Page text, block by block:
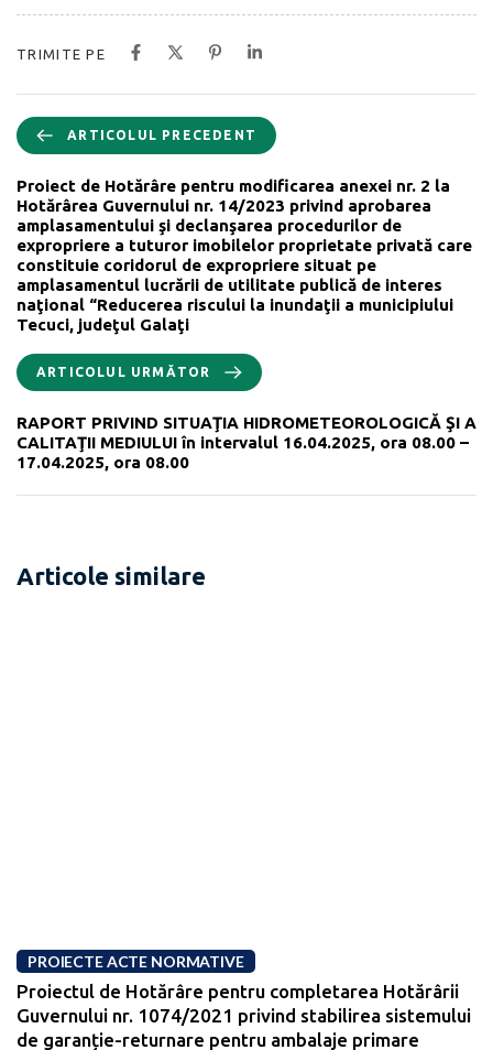
TRIMITE PE
ARTICOLUL PRECEDENT
Proiect de Hotărâre pentru modificarea anexei nr. 2 la
Hotărârea Guvernului nr. 14/2023 privind aprobarea
amplasamentului şi declanşarea procedurilor de
expropriere a tuturor imobilelor proprietate privată care
constituie coridorul de expropriere situat pe
amplasamentul lucrării de utilitate publică de interes
naţional “Reducerea riscului la inundaţii a municipiului
Tecuci, judeţul Galaţi
ARTICOLUL URMĂTOR
RAPORT PRIVIND SITUAŢIA HIDROMETEOROLOGICĂ ŞI A
CALITAŢII MEDIULUI în intervalul 16.04.2025, ora 08.00 –
17.04.2025, ora 08.00
Articole similare
PROIECTE ACTE NORMATIVE
Proiectul de Hotărâre pentru completarea Hotărârii
Guvernului nr. 1074/2021 privind stabilirea sistemului
de garanție-returnare pentru ambalaje primare